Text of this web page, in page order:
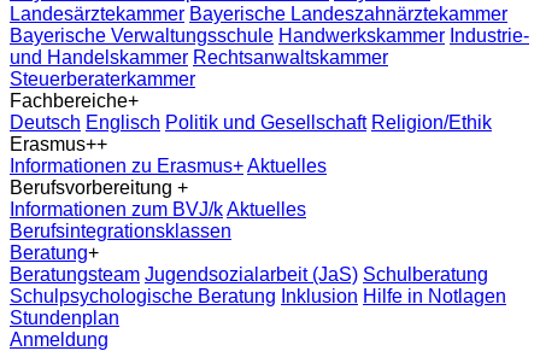
Landesärztekammer Bayerische Landeszahnärztekammer
Bayerische Verwaltungsschule Handwerkskammer Industrie-
und Handelskammer Rechtsanwaltskammer
Steuerberaterkammer
Fachbereiche+
Deutsch Englisch Politik und Gesellschaft Religion/Ethik
Erasmus++
Informationen zu Erasmus+Aktuelles
Berufsvorbereitung +
Informationen zum BVJ/kAktuelles
Berufsintegrationsklassen
Beratung+
Beratungsteam Jugendsozialarbeit (JaS) Schulberatung
Schulpsychologische Beratung Inklusion Hilfe in Notlagen
Stundenplan
Anmeldung